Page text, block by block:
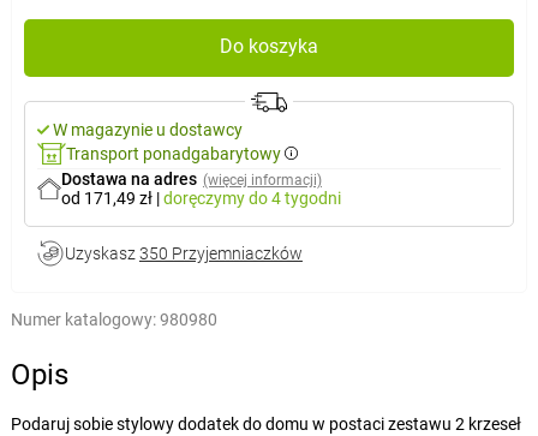
Do koszyka
W magazynie u dostawcy
Transport ponadgabarytowy
Dostawa na adres (więcej informacji)
od 171,49 zł |doręczymydo 4 tygodni
Uzyskasz 350 Przyjemniaczków
Numer katalogowy:980980
Opis
Podaruj sobie stylowy dodatek do domu w postaci zestawu 2 krzeseł